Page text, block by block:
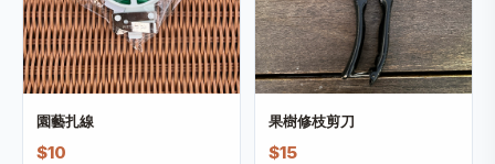
園藝扎線
$10
果樹修枝剪刀
$15